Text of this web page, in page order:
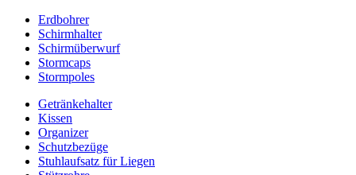
Erdbohrer
Schirmhalter
Schirmüberwurf
Stormcaps
Stormpoles
Getränkehalter
Kissen
Organizer
Schutzbezüge
Stuhlaufsatz für Liegen